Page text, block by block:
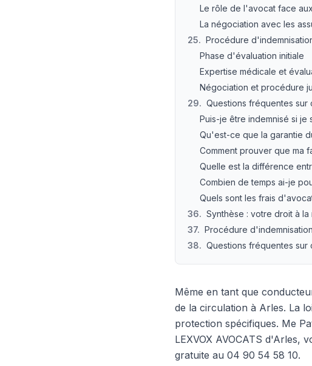
Le rôle de l'avocat face
La négociation avec les
25. Procédure
Phase d'évaluation initiale
Expertise médicale et
Négociation et procédure
29. Questions fréquentes sur
Puis-je être indemnisé si
Qu'est-ce que la garantie
Comment prouver que ma
Quelle est la différence
Combien de temps ai-je
Quels sont les frais
36. Synthèse : votre droit à
37. Procédure
38. Questions fréquentes sur
Même en tant que
de la circulation à Arles. La
protection spécifiques. Me
LEXVOX AVOCATS d'Arles,
gratuite au 04 90 54 58 10.